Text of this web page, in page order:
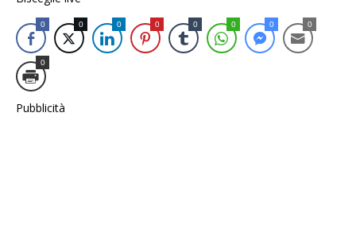
0 0 0 0 0 0 0 0
0
Pubblicità